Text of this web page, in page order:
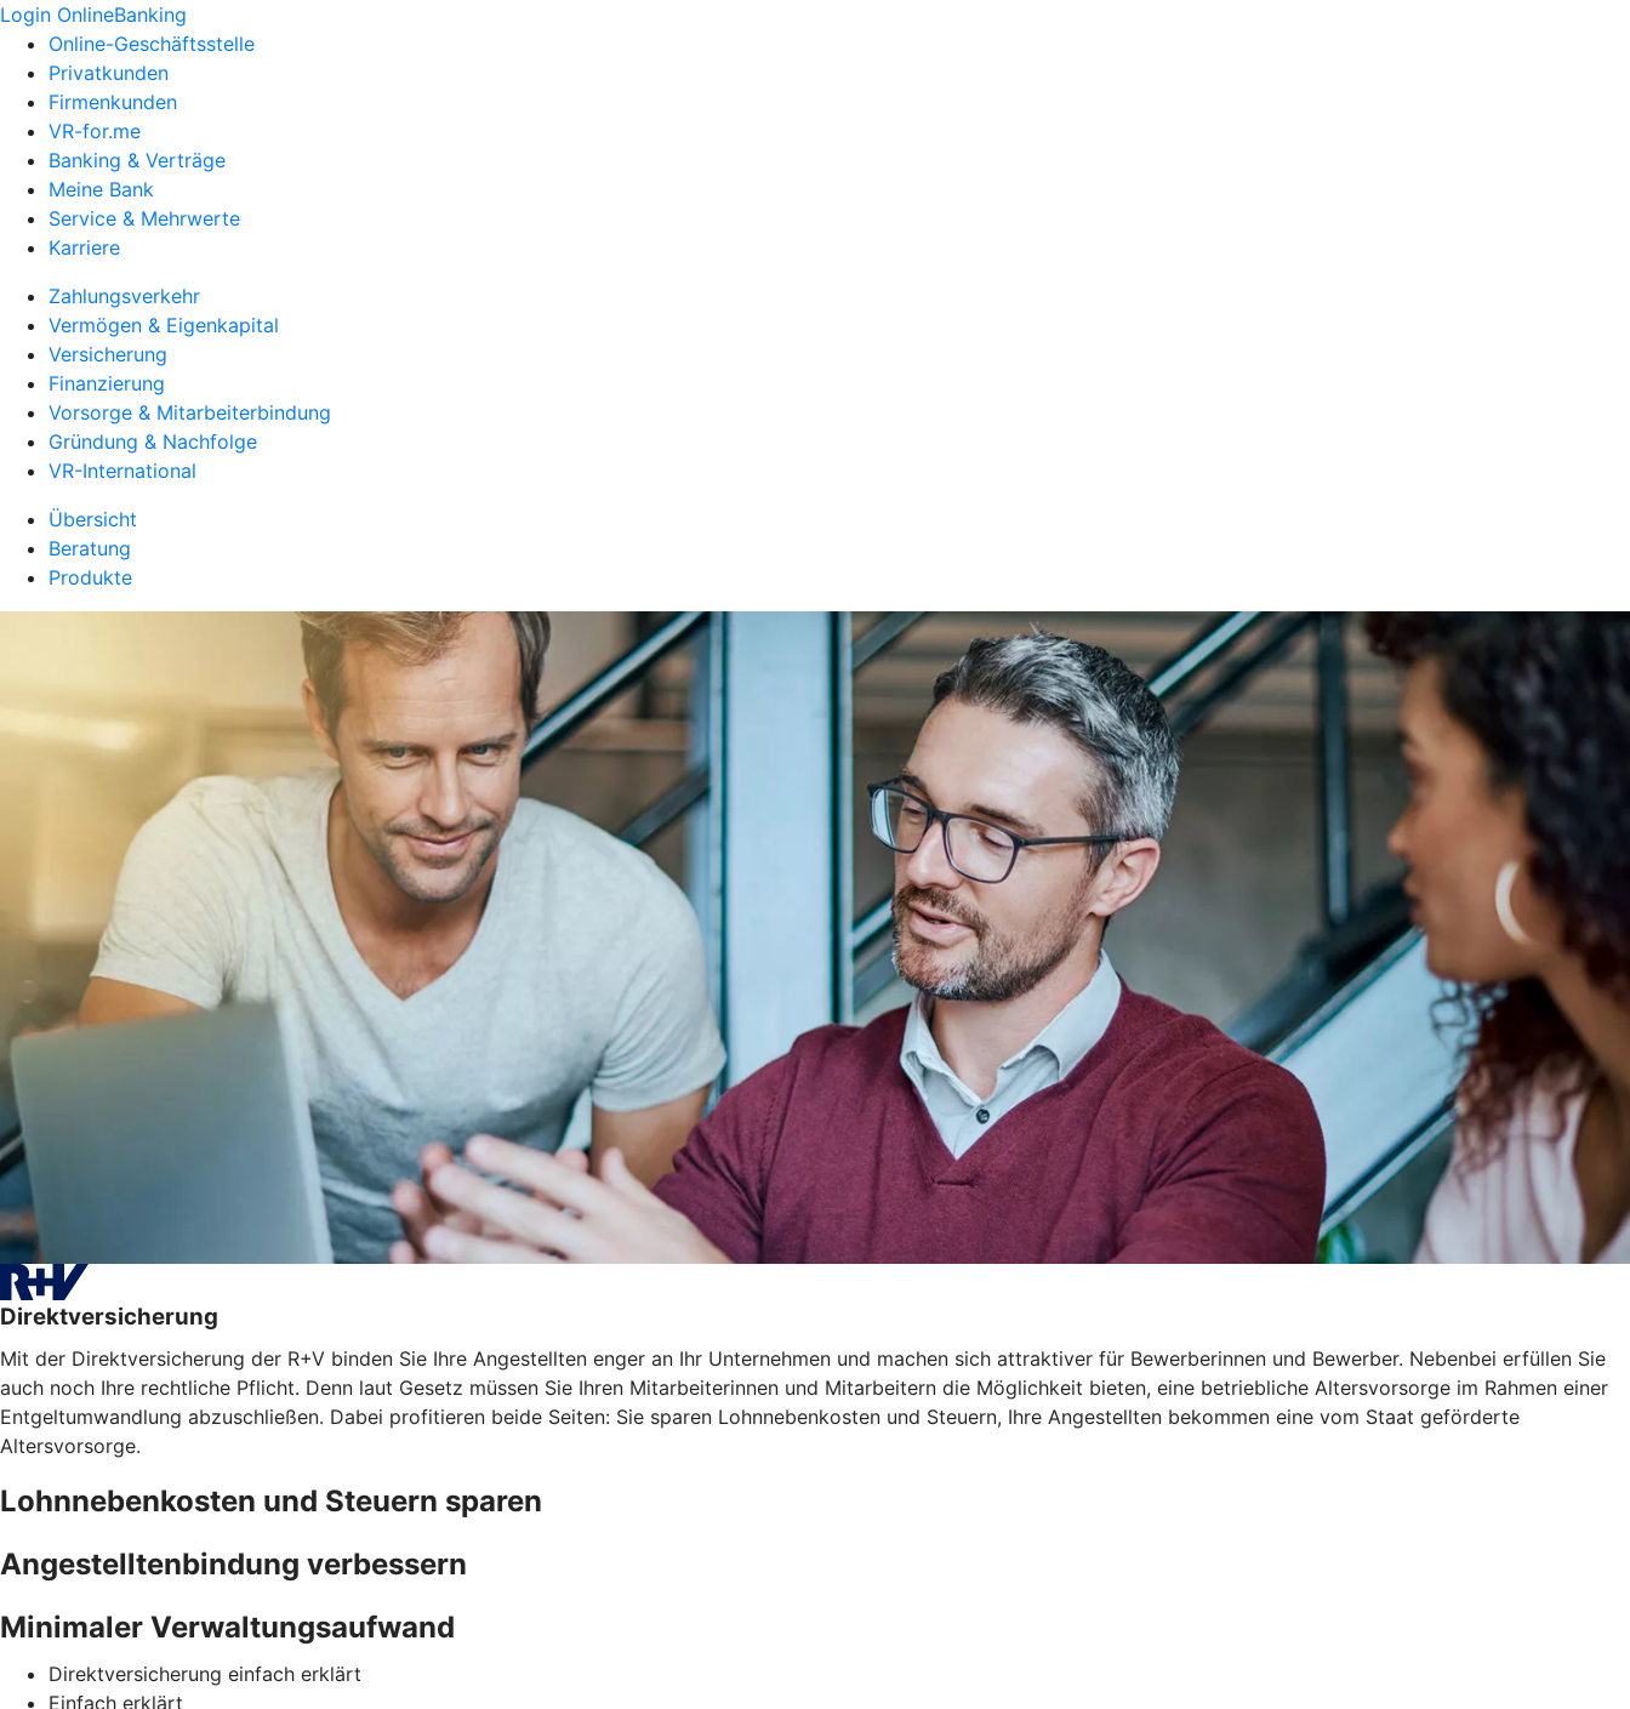
Login OnlineBanking
Online-Geschäftsstelle
Privatkunden
Firmenkunden
VR-for.me
Banking & Verträge
Meine Bank
Service & Mehrwerte
Karriere
Zahlungsverkehr
Vermögen & Eigenkapital
Versicherung
Finanzierung
Vorsorge & Mitarbeiterbindung
Gründung & Nachfolge
VR-International
Übersicht
Beratung
Produkte
Direktversicherung
Mit der Direktversicherung der R+V binden Sie Ihre Angestellten enger an Ihr Unternehmen und machen sich attraktiver für Bewerberinnen und Bewerber. Nebenbei erfüllen Sie
auch noch Ihre rechtliche Pflicht. Denn laut Gesetz müssen Sie Ihren Mitarbeiterinnen und Mitarbeitern die Möglichkeit bieten, eine betriebliche Altersvorsorge im Rahmen einer
Entgeltumwandlung abzuschließen. Dabei profitieren beide Seiten: Sie sparen Lohnnebenkosten und Steuern, Ihre Angestellten bekommen eine vom Staat geförderte
Altersvorsorge.
Lohnnebenkosten und Steuern sparen
Angestelltenbindung verbessern
Minimaler Verwaltungsaufwand
Direktversicherung einfach erklärt
Einfach erklärt